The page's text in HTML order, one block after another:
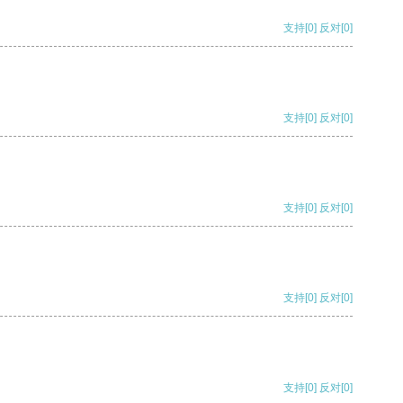
支持[0] 反对[0]
支持[0] 反对[0]
支持[0] 反对[0]
支持[0] 反对[0]
支持[0] 反对[0]